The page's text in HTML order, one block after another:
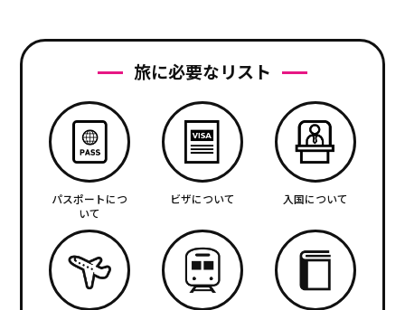
旅に必要なリスト
パスポートにつ
いて
ビザについて 入国について